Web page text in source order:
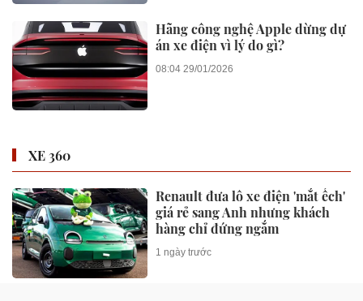
Hãng công nghệ Apple dừng dự
án xe điện vì lý do gì?
08:04 29/01/2026
XE 360
Renault đưa lô xe điện 'mắt ếch'
giá rẻ sang Anh nhưng khách
hàng chỉ đứng ngắm
1 ngày trước